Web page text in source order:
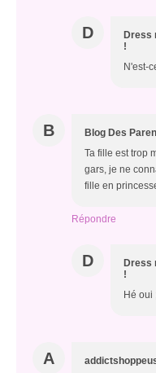
D
Dress
!
N'est-
B Blog Des
Ta fille est trop
gars, je ne
fille en
Répondre
D
Dress
!
Hé oui
A